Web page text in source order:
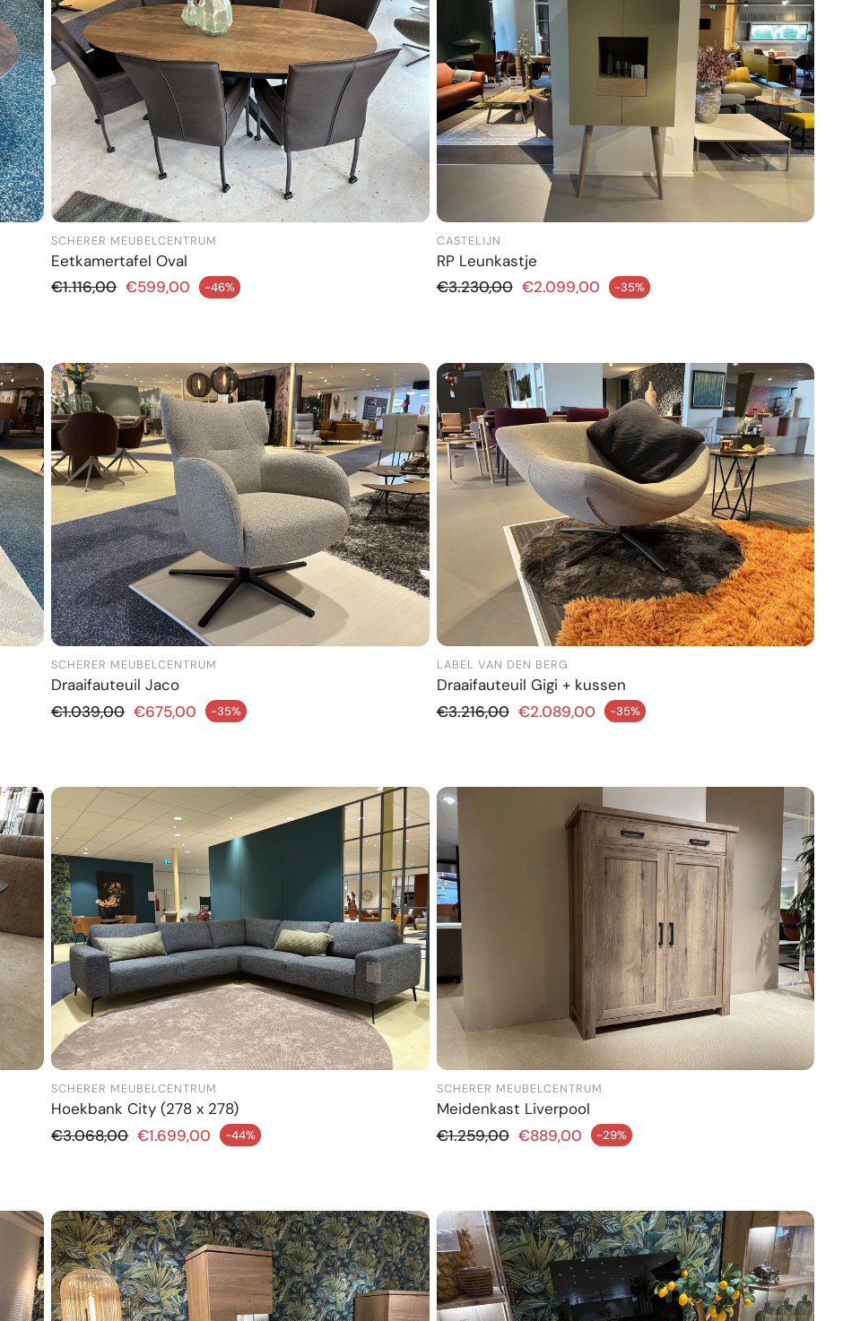
SCHERER MEUBELCENTRUM
Eetkamertafel Oval
€599,00
-46%
AanbiedingsprijsNormale prijs
€1.116,00
CASTELIJN
RP Leunkastje
€2.099,00
-35%
AanbiedingsprijsNormale prijs
€3.230,00
SCHERER MEUBELCENTRUM
Draaifauteuil Jaco
€675,00
-35%
AanbiedingsprijsNormale prijs
€1.039,00
LABEL VAN DEN BERG
Draaifauteuil Gigi + kussen
€2.089,00
-35%
AanbiedingsprijsNormale prijs
€3.216,00
SCHERER MEUBELCENTRUM
Hoekbank City (278 x 278)
€1.699,00
-44%
AanbiedingsprijsNormale prijs
€3.068,00
SCHERER MEUBELCENTRUM
Meidenkast Liverpool
€889,00
-29%
AanbiedingsprijsNormale prijs
€1.259,00